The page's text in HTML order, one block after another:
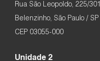
Rua São Leopoldo, 225/301
Belenzinho, São Paulo / SP
CEP 03055-000
Unidade 2